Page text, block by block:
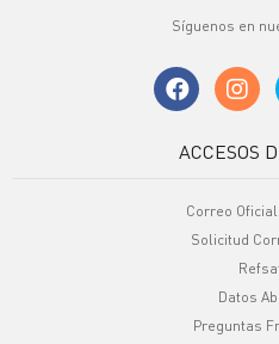
Síguenos en
ACCESOS
Correo
Solicitud
Datos
Preguntas